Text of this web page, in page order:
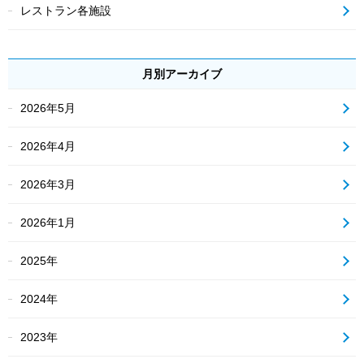
レストラン各施設
月別アーカイブ
2026年5月
2026年4月
2026年3月
2026年1月
2025年
2024年
2023年